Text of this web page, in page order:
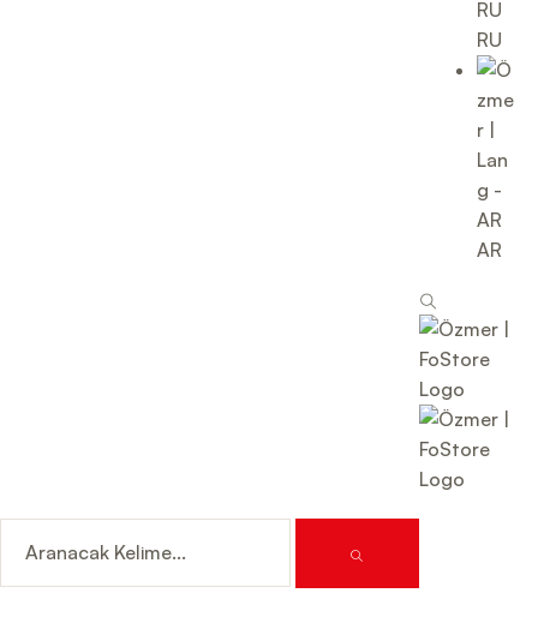
RU
AR